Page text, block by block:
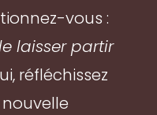
vous :
laisser partir
réfléchissez